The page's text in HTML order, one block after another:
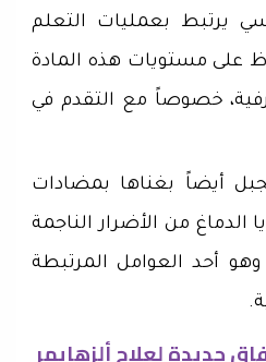
يرتبط بعمليات التعلم
على مستويات هذه المادة
خصوصاً مع التقدم في
أيضاً بغناها بمضادات
الدماغ من الأضرار الناجمة
أحد العوامل المرتبطة
جديدة لعلاج ألزهايمر